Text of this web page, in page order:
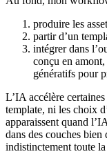
produire les
partir d’un
intégrer dans
conçu en
génératifs pour
L’IA accélère
template, ni les choix
apparaissent quand
dans des couches
indistinctement toute